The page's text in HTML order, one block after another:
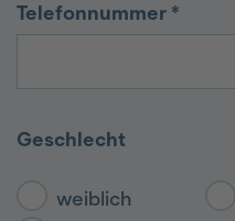
Telefonnummer *
Geschlecht
weiblich